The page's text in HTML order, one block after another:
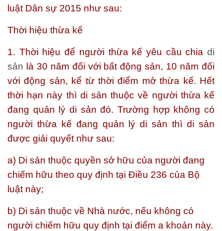
luật Dân sự 2015 như sau:
Thời hiệu thừa kế
1. Thời hiệu để người thừa kế yêu cầu chia di
sản là 30 năm đối với bất động sản, 10 năm đối
với động sản, kể từ thời điểm mở thừa kế. Hết
thời hạn này thì di sản thuộc về người thừa kế
đang quản lý di sản đó. Trường hợp không có
người thừa kế đang quản lý di sản thì di sản
được giải quyết như sau:
a) Di sản thuộc quyền sở hữu của người đang
chiếm hữu theo quy định tại Điều 236 của Bộ
luật này;
b) Di sản thuộc về Nhà nước, nếu không có
người chiếm hữu quy định tại điểm a khoản này.